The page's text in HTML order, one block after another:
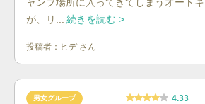
が、リ...
続きを読む >
投稿者： ヒデさん
男女グループ 4.33